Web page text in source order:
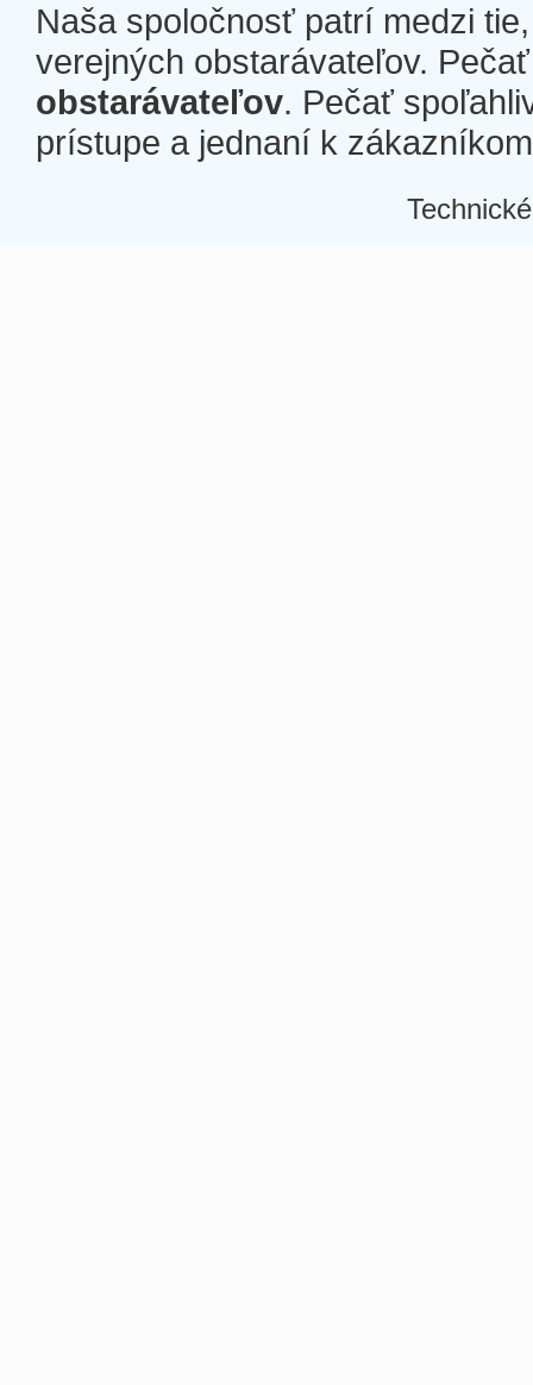
Naša spoločnosť patrí medzi
verejných obstarávateľov.
obstarávateľov. Pečať
prístupe a jednaní k